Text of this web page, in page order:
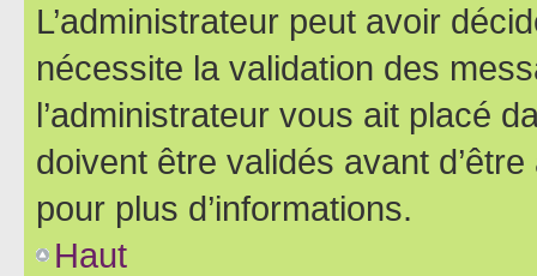
L’administrateur peut avoir
nécessite la validation des
l’administrateur vous ait placé
doivent être validés avant
pour plus d’informations.
Haut